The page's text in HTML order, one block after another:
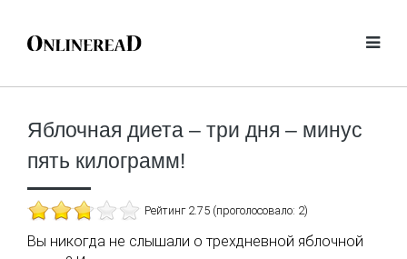
Яблочная диета – три дня – минус
пять килограмм!
Рейтинг 2.75 (проголосовало: 2)
Вы никогда не слышали о трехдневной яблочной